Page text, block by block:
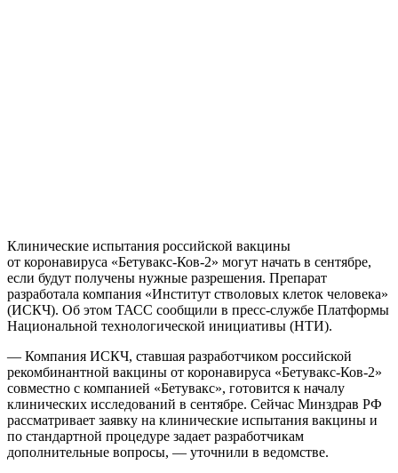
Клинические испытания российской вакцины
от коронавируса «Бетувакс-Ков-2» могут начать в сентябре,
если будут получены нужные разрешения. Препарат
разработала компания «Институт стволовых клеток человека»
(ИСКЧ). Об этом ТАСС сообщили в пресс-службе Платформы
Национальной технологической инициативы (НТИ).
— Компания ИСКЧ, ставшая разработчиком российской
рекомбинантной вакцины от коронавируса «Бетувакс-Ков-2»
совместно с компанией «Бетувакс», готовится к началу
клинических исследований в сентябре. Сейчас Минздрав РФ
рассматривает заявку на клинические испытания вакцины и
по стандартной процедуре задает разработчикам
дополнительные вопросы, — уточнили в ведомстве.